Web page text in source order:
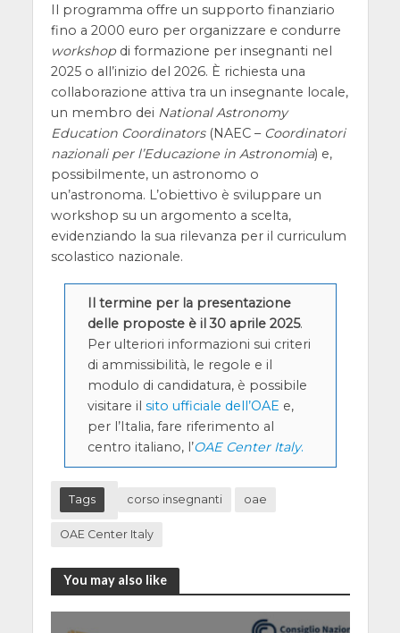
Il programma offre un supporto finanziario
fino a 2000 euro per organizzare e condurre
workshopdi formazione per insegnanti nel
2025 o all’inizio del 2026. È richiesta una
collaborazione attiva tra un insegnante locale,
un membro dei National Astronomy
Education Coordinators(NAEC – Coordinatori
nazionali per l’Educazione in Astronomia) e,
possibilmente, un astronomo o
un’astronoma. L’obiettivo è sviluppare un
workshop su un argomento a scelta,
evidenziando la sua rilevanza per il curriculum
scolastico nazionale.
Il termine per la presentazione
delle proposte è il 30 aprile 2025.
Per ulteriori informazioni sui criteri
di ammissibilità, le regole e il
modulo di candidatura, è possibile
visitare il sito ufficiale dell’OAE e,
per l’Italia, fare riferimento al
centro italiano, l’OAE Center Italy.
Tags corso insegnanti oae
OAE Center Italy
You may also like